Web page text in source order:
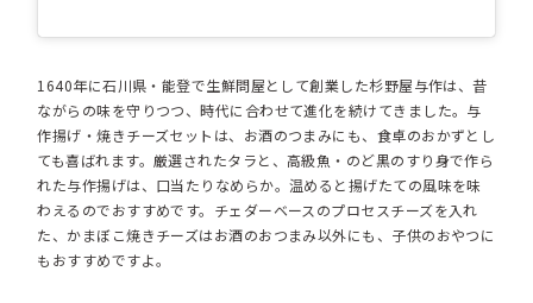
1640年に石川県・能登で生鮮問屋として創業した杉野屋与作は、昔
ながらの味を守りつつ、時代に合わせて進化を続けてきました。与
作揚げ・焼きチーズセットは、お酒のつまみにも、食卓のおかずとし
ても喜ばれます。厳選されたタラと、高級魚・のど黒のすり身で作ら
れた与作揚げは、口当たりなめらか。温めると揚げたての風味を味
わえるのでおすすめです。チェダーベースのプロセスチーズを入れ
た、かまぼこ焼きチーズはお酒のおつまみ以外にも、子供のおやつに
もおすすめですよ。